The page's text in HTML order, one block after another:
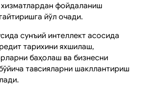
фойдаланиш
йўл очади.
сунъий интеллект асосида
тарихини яхшилаш,
баҳолаш ва бизнесни
тавсияларни шакллантириш